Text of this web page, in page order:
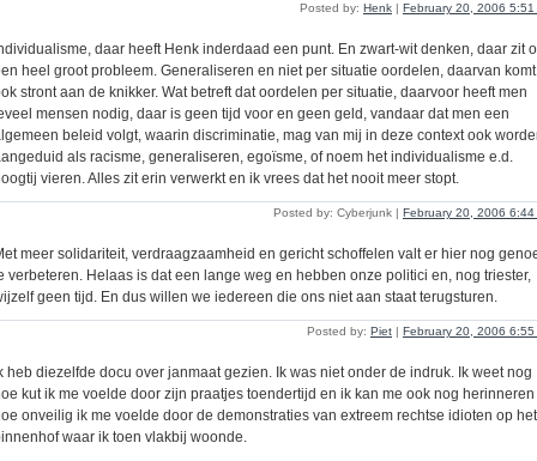
Posted by: Henk | February 20, 2006 5:51
daar heeft Henk inderdaad een punt. En zwart-wit denken, daar zit
heel groot probleem. Generaliseren en niet per situatie oordelen, daarvan komt
stront aan de knikker. Wat betreft dat oordelen per situatie, daarvoor heeft men
mensen nodig, daar is geen tijd voor en geen geld, vandaar dat men een
beleid volgt, waarin discriminatie, mag van mij in deze context ook
als racisme, generaliseren, egoïsme, of noem het individualisme e.d.
vieren. Alles zit erin verwerkt en ik vrees dat het nooit meer stopt.
Posted by: Cyberjunk | February 20, 2006 6:44
meer solidariteit, verdraagzaamheid en gericht schoffelen valt er hier nog
verbeteren. Helaas is dat een lange weg en hebben onze politici en, nog triester,
geen tijd. En dus willen we iedereen die ons niet aan staat terugsturen.
Posted by: Piet | February 20, 2006 6:55
heb diezelfde docu over janmaat gezien. Ik was niet onder de indruk. Ik weet nog
kut ik me voelde door zijn praatjes toendertijd en ik kan me ook nog herinneren
onveilig ik me voelde door de demonstraties van extreem rechtse idioten op het
waar ik toen vlakbij woonde.